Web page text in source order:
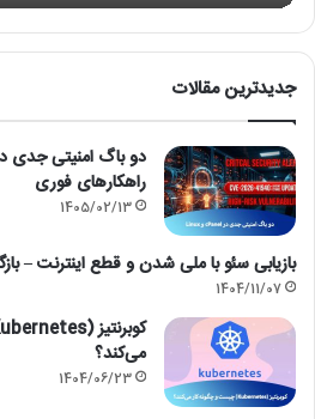
جدیدترین مقالات
راهکارهای فوری
1405/02/13
بازیابی سئو با ملی شدن و قطع اینترنت –
1404/11/07
می‌کند؟
1404/06/23